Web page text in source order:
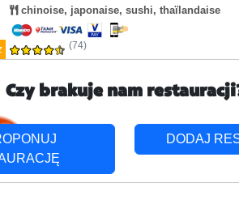
chinoise, japonaise, sushi, thaïlandaise
(74)
Czy brakuje nam
DODAJ